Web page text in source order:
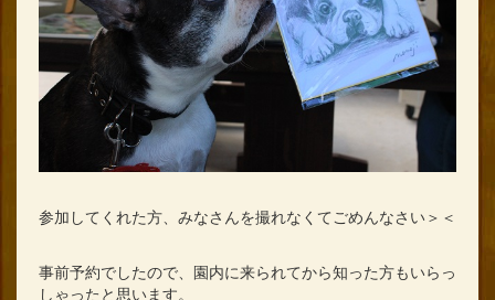
参加してくれた方、みなさんを撮れなくてごめんなさい＞＜
事前予約でしたので、園内に来られてから知った方もいらっ
しゃったと思います。